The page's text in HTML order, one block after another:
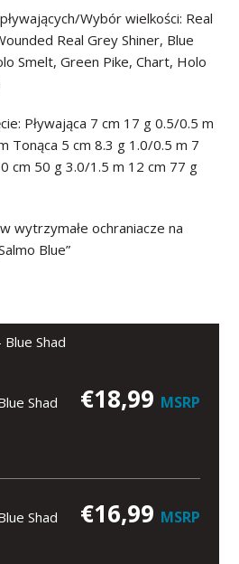
Wybór wielkości: Real
Real Grey Shiner, Blue
Smelt, Green Pike, Chart, Holo
Pływająca 7 cm 17 g 0.5/0.5 m
Tonąca 5 cm 8.3 g 1.0/0.5 m 7
cm 50 g 3.0/1.5 m 12 cm 77 g
wytrzymałe ochraniacze na
Blue”
Blue Shad
Shad €18,99 MSRP
Shad €16,99 MSRP